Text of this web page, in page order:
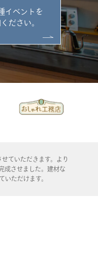
イベントを
ださい。
ていただきます。より
成させました。建材な
いただけます。